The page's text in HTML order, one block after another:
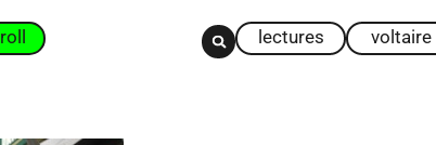
lectures voltaire